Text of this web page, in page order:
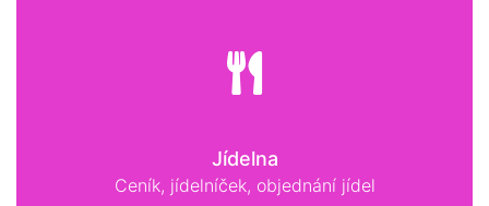
Jídelna
Ceník, jídelníček, objednání jídel